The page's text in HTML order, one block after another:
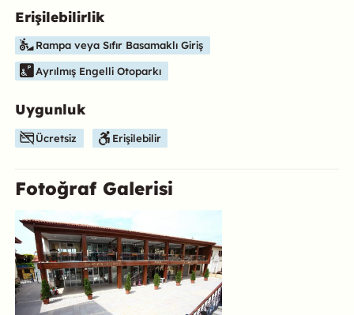
Erişilebilirlik
Rampa veya Sıfır Basamaklı Giriş
Ayrılmış Engelli Otoparkı
Uygunluk
Ücretsiz Erişilebilir
Fotoğraf Galerisi